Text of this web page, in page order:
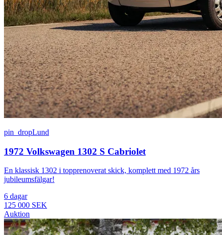
pin_dropLund
1972 Volkswagen 1302 S Cabriolet
En klassisk 1302 i topprenoverat skick, komplett med 1972 års
jubileumsfälgar!
6 dagar
125 000 SEK
Auktion